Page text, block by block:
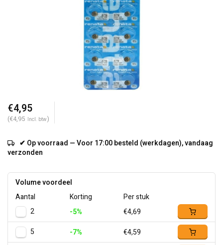
€4,95
(€4,95 Incl. btw)
✔ Op voorraad — Voor 17:00 besteld (werkdagen), vandaag
verzonden
Volume voordeel
Aantal
Korting
Per stuk
2
-5%
€4,69
5
-7%
€4,59